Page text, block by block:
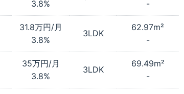
3.8%
-
31.8万円/月
3.8%
3LDK
62.97m²
-
35万円/月
3.8%
3LDK
69.49m²
-